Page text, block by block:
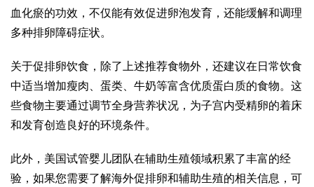
血化瘀的功效，不仅能有效促进卵泡发育，还能缓解和调理
多种排卵障碍症状。
关于促排卵饮食，除了上述推荐食物外，还建议在日常饮食
中适当增加瘦肉、蛋类、牛奶等富含优质蛋白质的食物。这
些食物主要通过调节全身营养状况，为子宫内受精卵的着床
和发育创造良好的环境条件。
此外，美国试管婴儿团队在辅助生殖领域积累了丰富的经
验，如果您需要了解海外促排卵和辅助生殖的相关信息，可